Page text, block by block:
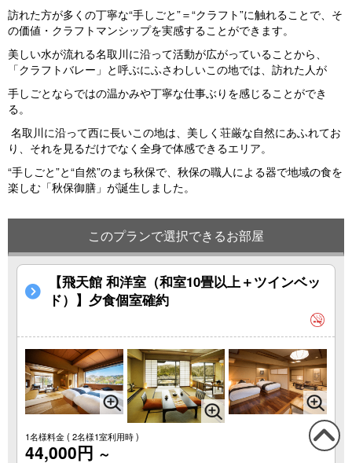
訪れた方が多くの丁寧な“手しごと”＝“クラフト”に触れることで、そ
の価値・クラフトマンシップを実感することができます。
美しい水が流れる名取川に沿って活動が広がっていることから、
「クラフトバレー」と呼ぶにふさわしいこの地では、訪れた人が
手しごとならではの温かみや丁寧な仕事ぶりを感じることができ
る。
名取川に沿って西に長いこの地は、美しく荘厳な自然にあふれてお
り、それを見るだけでなく全身で体感できるエリア。
“手しごと”と“自然”のまち秋保で、秋保の職人による器で地域の食を
楽しむ「秋保御膳」が誕生しました。
このプランで選択できるお部屋
【飛天館 和洋室（和室10畳以上＋ツインベッ
ド）】夕食個室確約
1名様料金( 2名様1室利用時 )
44,000円 ～